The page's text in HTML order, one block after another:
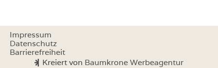
Kreiert von Baumkrone Werbeagentur
Impressum
Datenschutz
Barrierefreiheit